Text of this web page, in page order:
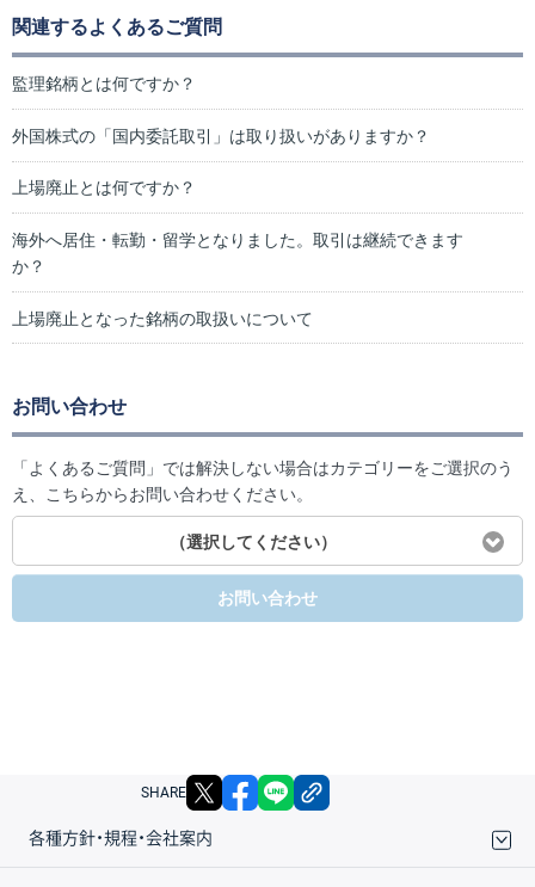
関連するよくあるご質問
監理銘柄とは何ですか？
外国株式の「国内委託取引」は取り扱いがありますか？
上場廃止とは何ですか？
海外へ居住・転勤・留学となりました。取引は継続できます
か？
上場廃止となった銘柄の取扱いについて
お問い合わせ
「よくあるご質問」では解決しない場合はカテゴリーをご選択のう
え、こちらからお問い合わせください。
（選択してください）
お問い合わせ
SHARE X facebook
各種方針・規程・会社案内
取引規程・約款
サイトマップ
その他のご案内
個人情報保護方針
最良執行方針
サイトのご利用について
ディスクレイマー
信託保全
リスク説明
会社案内